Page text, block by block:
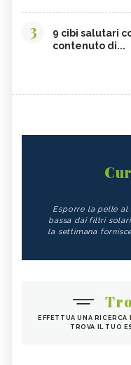
3
9 cibi salutari
contenuto di...
Esporre la pelle al
bassa dai filtri
la settimana
EFFETTUA UNA
TROVA IL TUO